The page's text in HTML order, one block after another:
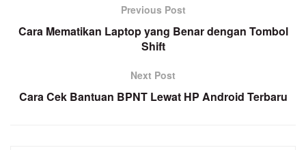
Previous Post
Cara Mematikan Laptop yang Benar dengan Tombol
Shift
Next Post
Cara Cek Bantuan BPNT Lewat HP Android Terbaru